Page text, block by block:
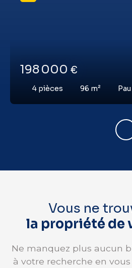
198 000 €
4 pièces 96 m²
Vous ne
la propriété de
Ne manquez plus aucun
à votre recherche en